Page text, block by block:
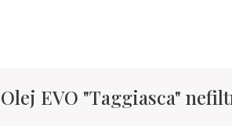
Olej EVO "Taggiasca"